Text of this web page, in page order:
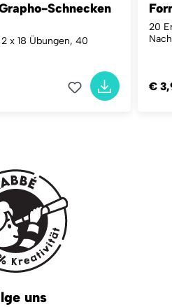
Schnecken
x 18 Übungen, 40
20
€
uns